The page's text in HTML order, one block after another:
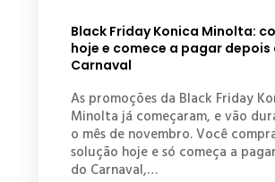
Black Friday Konica Minolta:
hoje e comece a pagar depois
Carnaval
As promoções da Black Friday
Minolta já começaram, e vão
o mês de novembro. Você
solução hoje e só começa a
do Carnaval,…